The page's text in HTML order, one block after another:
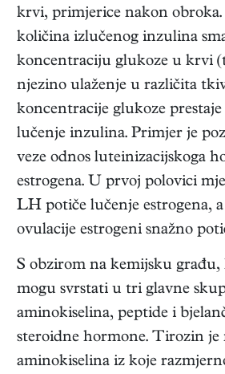
krvi, primjerice nakon obroka.
količina izlučenog inzulina
koncentraciju glukoze u krvi
njezino ulaženje u različita
koncentracije glukoze
lučenje inzulina. Primjer je
veze odnos luteinizacijskoga
estrogena. U prvoj polovici
LH potiče lučenje estrogena,
ovulacije estrogeni snažno
S obzirom na kemijsku građu,
mogu svrstati u tri glavne
aminokiselina, peptide i
steroidne hormone. Tirozin je
aminokiselina iz koje